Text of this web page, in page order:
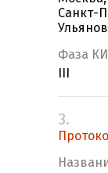
Санкт-
Фаза КИ
3.